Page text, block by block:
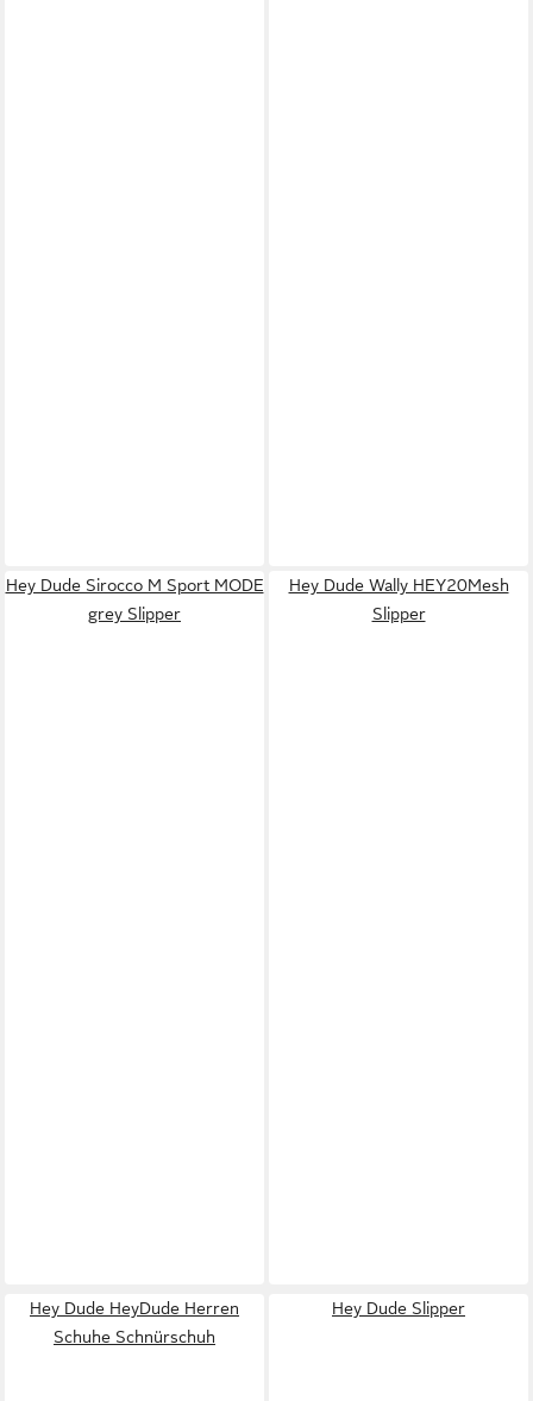
Hey Dude Sirocco M Sport MODE
grey Slipper
Hey Dude Wally HEY20Mesh
Slipper
Hey Dude HeyDude Herren
Schuhe Schnürschuh
Hey Dude Slipper